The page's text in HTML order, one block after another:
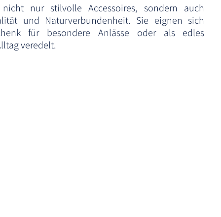
nur stilvolle Accessoires, sondern auch
und Naturverbundenheit. Sie eignen sich
für besondere Anlässe oder als edles
veredelt.